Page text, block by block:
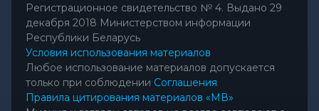
Регистрационное свидетельство № 4. Выдано 29
декабря 2018 Министерством информации
Республики Беларусь
Условия использования материалов
Любое использование материалов допускается
только при соблюдении Соглашения
Правила цитирования материалов «МВ»